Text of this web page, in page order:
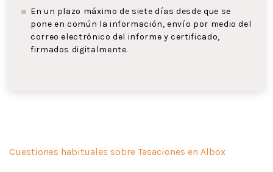
En un plazo máximo de siete días desde que se
pone en común la información, envío por medio del
correo electrónico del informe y certificado,
firmados digitalmente.
Cuestiones habituales sobre Tasaciones en Albox